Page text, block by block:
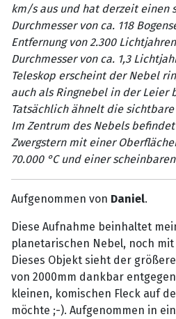
km/s aus und hat derzeit einen
Durchmesser von ca. 118
Entfernung von 2.300
Durchmesser von ca. 1,3
Teleskop erscheint der Nebel
auch als Ringnebel in der Leier
Tatsächlich ähnelt die sichtbare
Im Zentrum des Nebels
Zwergstern mit einer
70.000 °C und einer
Aufgenommen von Daniel.
Diese Aufnahme beinhaltet
planetarischen Nebel, noch
Dieses Objekt sieht der
von 2000mm dankbar
kleinen, komischen Fleck auf
möchte ;-). Aufgenommen in